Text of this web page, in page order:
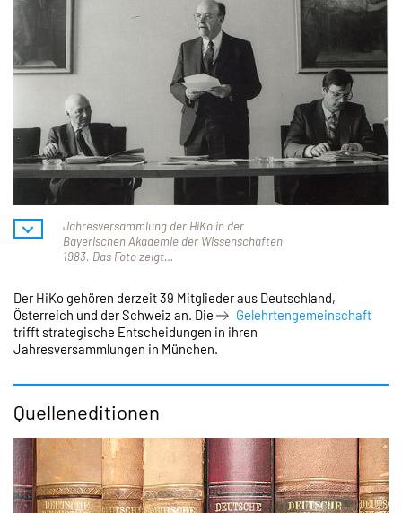
Jahresversammlung der HiKo in der
Bayerischen Akademie der Wissenschaften
1983. Das Foto zeigt…
Der HiKo gehören derzeit 39 Mitglieder aus Deutschland,
Österreich und der Schweiz an. Die
Gelehrtengemeinschaft
trifft strategische Entscheidungen in ihren
Jahresversammlungen in München.
Quelleneditionen